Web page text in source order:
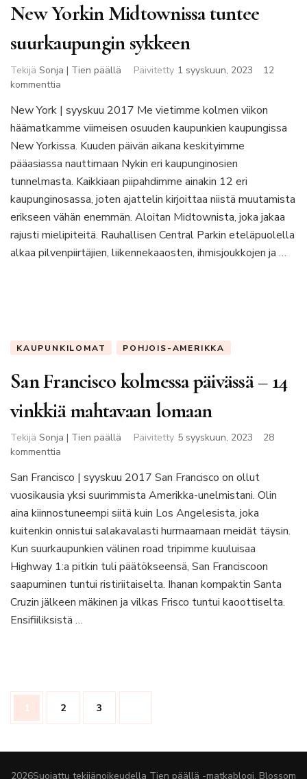
New Yorkin Midtownissa tuntee
suurkaupungin sykkeen
Tekijä Sonja | Tien päällä Päivitetty 1 syyskuun, 2023
12
kommenttia
Yorkin
Midtownissa
tuntee
suurkaupungin
sykkeen
New York | syyskuu 2017 Me vietimme kolmen viikon
häämatkamme viimeisen osuuden kaupunkien kaupungissa
New Yorkissa. Kuuden päivän aikana keskityimme
pääasiassa nauttimaan Nykin eri kaupunginosien
tunnelmasta. Kaikkiaan piipahdimme ainakin 12 eri
kaupunginosassa, joten ajattelin kirjoittaa niistä muutamista
erikseen vähän enemmän. Aloitan Midtownista, joka jakaa
rajusti mielipiteitä. Rauhallisen Central Parkin eteläpuolella
alkaa pilvenpiirtäjien, liikennekaaosten, ihmisjoukkojen ja …
KAUPUNKILOMAT POHJOIS-AMERIKKA
San Francisco kolmessa päivässä – 14
vinkkiä mahtavaan lomaan
Tekijä Sonja | Tien päällä Päivitetty 5 syyskuun, 2023
28
kommenttia
Francisco
kolmessa
päivässä
14
vinkkiä
mahtavaan
lomaan
San Francisco | syyskuu 2017 San Francisco on ollut
vuosikausia yksi suurimmista Amerikka-unelmistani. Olin
aina kiinnostuneempi siitä kuin Los Angelesista, joka
kuitenkin onnistui salakavalasti hurmaamaan meidät täysin.
Kun suurkaupunkien välinen road tripimme kuuluisaa
Highway 1:a pitkin tuli päätökseensä, San Franciscoon
saapuminen tuntui ristiriitaiselta. Ihanan kompaktin Santa
Cruzin jälkeen mäkinen ja vilkas Frisco tuntui kaoottiselta.
Ensifiiliksistä …
Artikkelien
sivutus
Sivu
1 Sivu
2 Sivu
3
2026Suojattu tekijänoikeudella Tien päällä -matkablogi. Blossom